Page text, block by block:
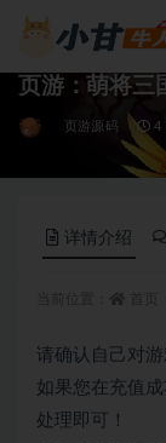
页游：萌将三
页游源码 4
详情介绍
请确认自己对
如果您在充值
处理即可！